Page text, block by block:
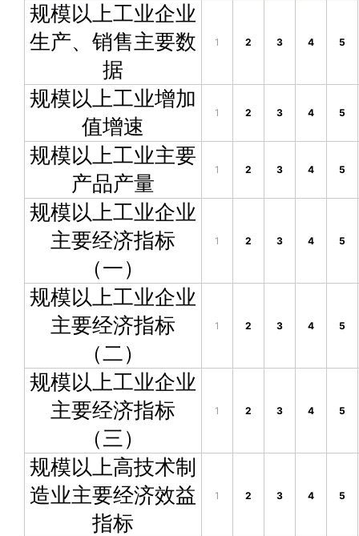
规模以上工业企业
生产、销售主要数
据
1 2 3 4 5
规模以上工业增加
值增速
1 2 3 4 5
规模以上工业主要
产品产量
1 2 3 4 5
规模以上工业企业
主要经济指标
（一）
1 2 3 4 5
规模以上工业企业
主要经济指标
（二）
1 2 3 4 5
规模以上工业企业
主要经济指标
（三）
1 2 3 4 5
规模以上高技术制
造业主要经济效益
指标
1 2 3 4 5